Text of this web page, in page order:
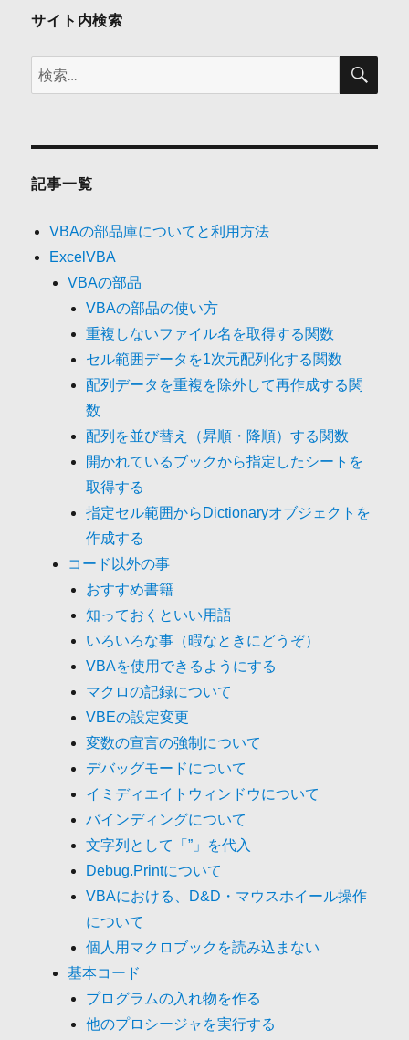
ン
サイト内検索
検
索:
検
記事一覧
VBAの部品庫についてと利用方法
ExcelVBA
VBAの部品
VBAの部品の使い方
重複しないファイル名を取得する関数
セル範囲データを1次元配列化する関数
配列データを重複を除外して再作成する関
数
配列を並び替え（昇順・降順）する関数
開かれているブックから指定したシートを
取得する
指定セル範囲からDictionaryオブジェクトを
作成する
コード以外の事
おすすめ書籍
知っておくといい用語
いろいろな事（暇なときにどうぞ）
VBAを使用できるようにする
マクロの記録について
VBEの設定変更
変数の宣言の強制について
デバッグモードについて
イミディエイトウィンドウについて
バインディングについて
文字列として「”」を代入
Debug.Printについて
VBAにおける、D&D・マウスホイール操作
について
個人用マクロブックを読み込まない
基本コード
プログラムの入れ物を作る
他のプロシージャを実行する